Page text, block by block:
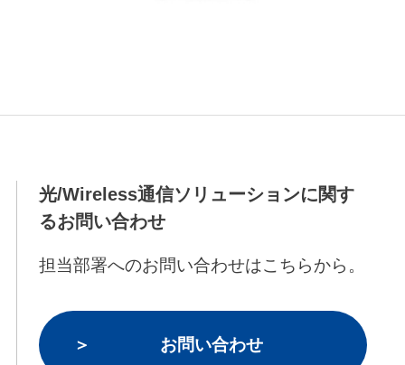
光/Wireless通信ソリューションに関す
るお問い合わせ
担当部署へのお問い合わせはこちらから。
お問い合わせ